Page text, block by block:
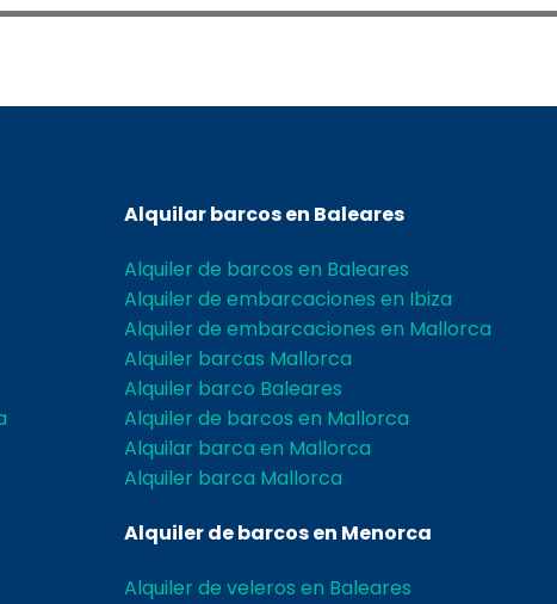
Alquilar barcos en Baleares
Alquiler de barcos en Baleares
Alquiler de embarcaciones en Ibiza
Alquiler de embarcaciones en Mallorca
Alquiler barcas Mallorca
Alquiler barco Baleares
Alquiler de barcos en Mallorca
Alquilar barca en Mallorca
Alquiler barca Mallorca
Alquiler de barcos en Menorca
Alquiler de veleros en Baleares